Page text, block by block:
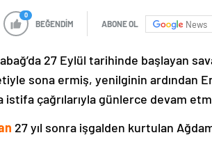
0
BEĞENDİM ABONE OL News
27 Eylül tarihinde başlayan
sona ermiş, yenilginin ardından
istifa çağrılarıyla günlerce devam
27 yıl sonra işgalden kurtulan